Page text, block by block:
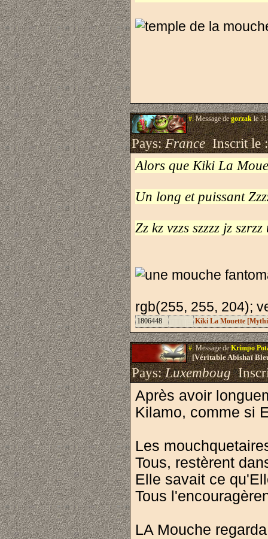
#.Message degorzakle
Pays:FranceInscrit le
Alors que Kiki La
Un long et puissant
Zz kz vzzs szzzz jz
rgb(255, 255, 204);
1806448 Kiki La Mouette
#.Message deKrimpo
[Véritable Abishaï
Pays:Luxemboug
Après avoir
Kilamo, comme si
Les
Tous, restèrent
Elle savait ce
Tous
LA Mouche